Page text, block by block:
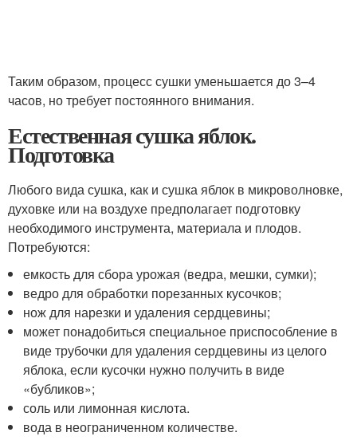
Таким образом, процесс сушки уменьшается до 3–4
часов, но требует постоянного внимания.
Естественная сушка яблок.
Подготовка
Любого вида сушка, как и сушка яблок в микроволновке,
духовке или на воздухе предполагает подготовку
необходимого инструмента, материала и плодов.
Потребуются:
емкость для сбора урожая (ведра, мешки, сумки);
ведро для обработки порезанных кусочков;
нож для нарезки и удаления сердцевины;
может понадобиться специальное приспособление в
виде трубочки для удаления сердцевины из целого
яблока, если кусочки нужно получить в виде
«бубликов»;
соль или лимонная кислота.
вода в неограниченном количестве.